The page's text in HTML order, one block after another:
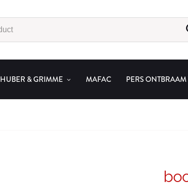
HUBER & GRIMME MAFAC PERS